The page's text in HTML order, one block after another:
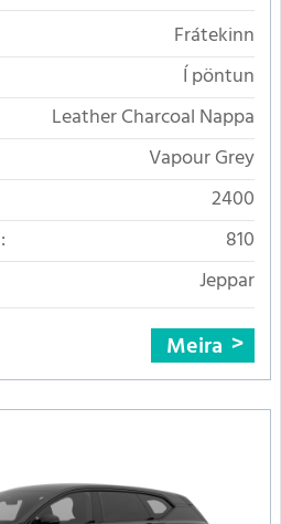
Frátekinn
Í pöntun
Leather Charcoal Nappa
Vapour Grey
2400
810
Jeppar
Meira